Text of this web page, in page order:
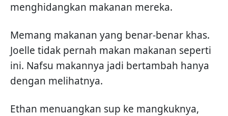
menghidangkan makanan mereka.
Memang makanan yang benar-benar khas.
Joelle tidak pernah makan makanan seperti
ini. Nafsu makannya jadi bertambah hanya
dengan melihatnya.
Ethan menuangkan sup ke mangkuknya,